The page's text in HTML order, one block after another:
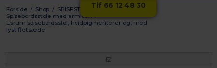
Tlf 66 12 48 30
Forside / Shop / SPISESTUE / Stole
Spisebordsstole med armlæn /
Esrum spisebordsstol, hvidpigmenterer eg, med
lyst fletsæde